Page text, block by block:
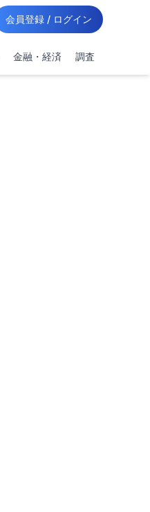
会員登録 / ログイン
金融・経済 調査